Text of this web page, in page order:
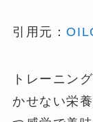
引用元：
トレーニン
かせない栄